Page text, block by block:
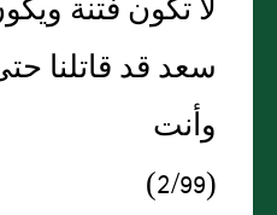
سعد قد قاتلنا
وأنت
(2/99)